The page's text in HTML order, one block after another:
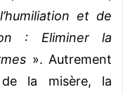
et de
: Eliminer la
». Autrement
la misère, la